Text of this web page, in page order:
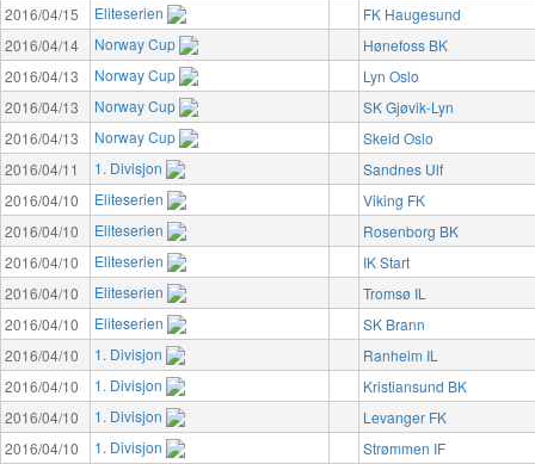
2016/04/15
Eliteserien
FK Haugesund
2016/04/14
Norway Cup
Hønefoss BK
2016/04/13
Norway Cup
Lyn Oslo
2016/04/13
Norway Cup
SK Gjøvik-Lyn
2016/04/13
Norway Cup
Skeid Oslo
2016/04/11
1. Divisjon
Sandnes Ulf
2016/04/10
Eliteserien
Viking FK
2016/04/10
Eliteserien
Rosenborg BK
2016/04/10
Eliteserien
IK Start
2016/04/10
Eliteserien
Tromsø IL
2016/04/10
Eliteserien
SK Brann
2016/04/10
1. Divisjon
Ranheim IL
2016/04/10
1. Divisjon
Kristiansund BK
2016/04/10
1. Divisjon
Levanger FK
2016/04/10
1. Divisjon Strømmen IF